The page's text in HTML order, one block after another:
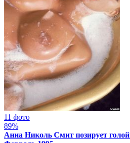
11 фото
89%
Анна Николь Смит позирует